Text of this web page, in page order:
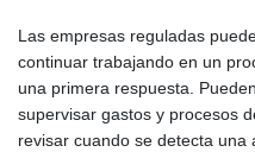
Las empresas reguladas
continuar trabajando en un
una primera respuesta.
supervisar gastos y procesos
revisar cuando se detecta